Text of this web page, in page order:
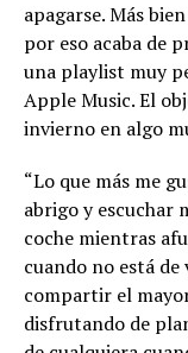
apagarse. Más
por eso acaba de
una playlist muy
Apple Music. El
invierno en algo
“Lo que más me
abrigo y escuchar
coche mientras
cuando no está
compartir el
disfrutando de